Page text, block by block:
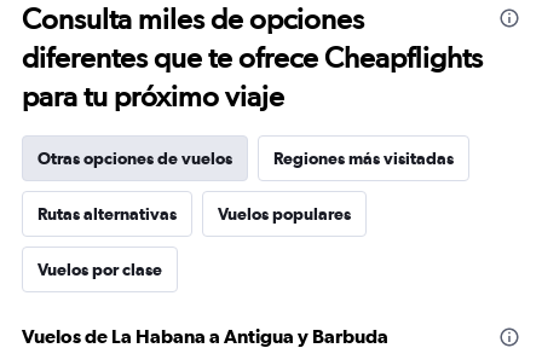
Consulta miles de opciones
diferentes que te ofrece Cheapflights
para tu próximo viaje
Otras opciones de vuelos Regiones más visitadas
Rutas alternativas Vuelos populares
Vuelos por clase
Vuelos de La Habana a Antigua y Barbuda